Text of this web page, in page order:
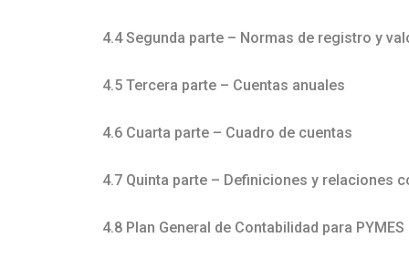
4.4 Segunda parte – Normas de registro y
4.5 Tercera parte – Cuentas anuales
4.6 Cuarta parte – Cuadro de cuentas
4.7 Quinta parte – Definiciones y relaciones
4.8 Plan General de Contabilidad para PYMES